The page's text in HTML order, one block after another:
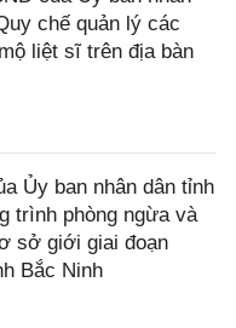
chế quản lý các
liệt sĩ trên địa bàn
Ủy ban nhân dân tỉnh
trình phòng ngừa và
sở giới giai đoạn
Bắc Ninh